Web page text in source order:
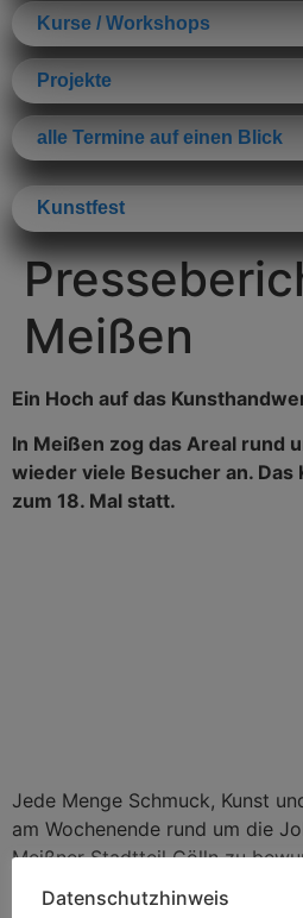
Kurse / Workshops
Projekte
alle Termine auf einen Blick
Kunstfest
Meißen
Ein Hoch auf das
In Meißen zog das Areal rund
wieder viele Besucher an.
zum 18. Mal statt.
Jede Menge Schmuck, Kunst
am Wochenende rund um die
Meißner Stadtteil Cölln zu
Hübschmann
Datenschutzhinweis